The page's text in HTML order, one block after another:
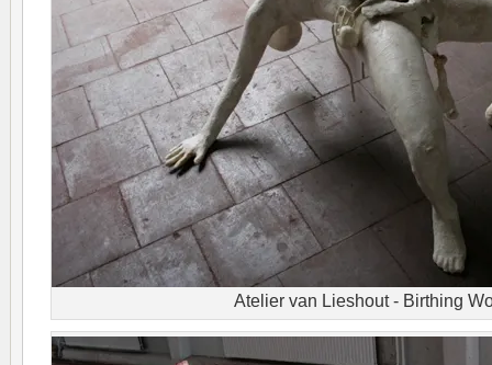
Atelier van Lieshout - Birthing